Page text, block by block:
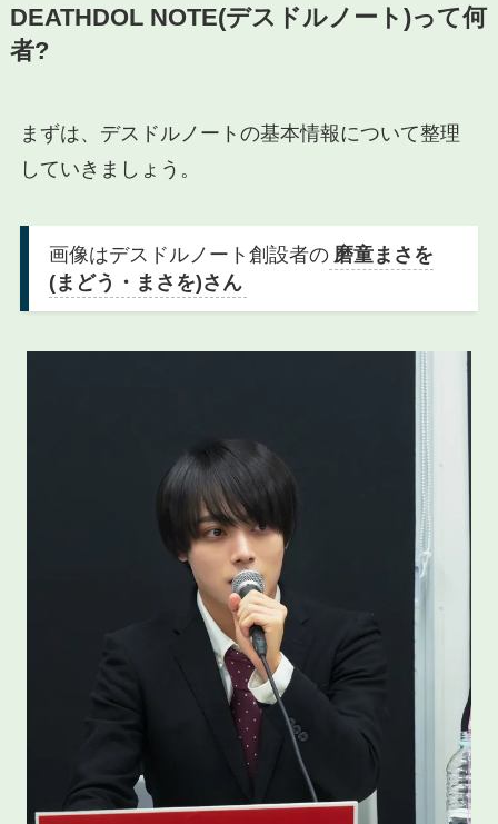
DEATHDOL NOTE(デスドルノート)って何
者?
まずは、デスドルノートの基本情報について整理
していきましょう。
画像はデスドルノート創設者の 磨童まさを
(まどう・まさを)さん